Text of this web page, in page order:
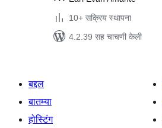
10+ सक्रिय स्थापना
4.2.39 सह चाचणी केली
बद्दल
बातम्या
होस्टिंग